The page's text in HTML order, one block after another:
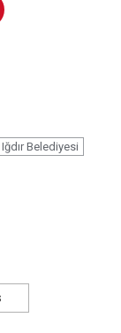
Iğdır Belediyesi